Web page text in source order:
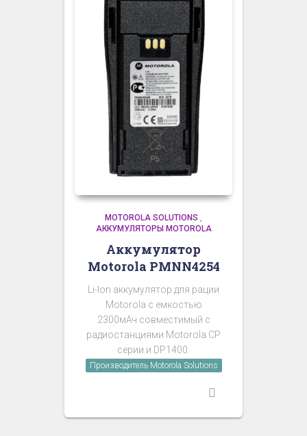
MOTOROLA SOLUTIONS ,
АККУМУЛЯТОРЫ MOTOROLA
Аккумулятор
Motorola PMNN4254
Li-Ion аккумулятор для рации
Motorola с емкостью
2300мАч совместимый с
радиостанциями Motorola CP
серии и DP1400.
Производитель Motorola Solutions